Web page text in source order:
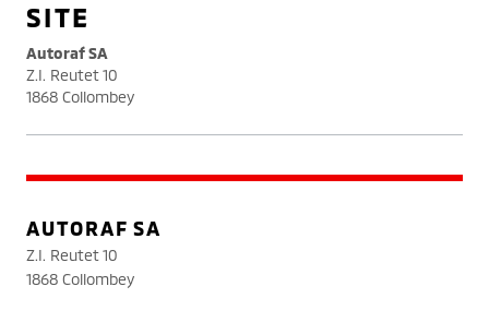
SITE
Autoraf SA
Z.I. Reutet 10
1868 Collombey
AUTORAF SA
Z.I. Reutet 10
1868 Collombey